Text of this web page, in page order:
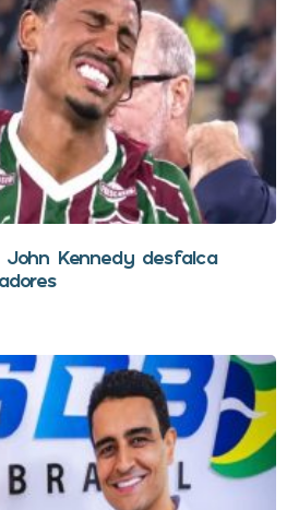
Kennedy desfalca